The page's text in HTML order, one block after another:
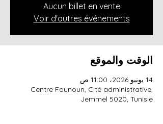
Aucun billet en vente
Voir d'autres événements
الوقت والموقع
14 يونيو 2026، 11:00 ص
Centre Founoun, Cité administrative,
Jemmel 5020, Tunisie